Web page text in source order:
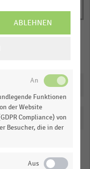
ABLEHNEN
Funktionen
der Website
Compliance) von
Besucher, die in der